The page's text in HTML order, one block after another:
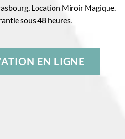
Location Miroir Magique.
sous 48 heures.
EN LIGNE